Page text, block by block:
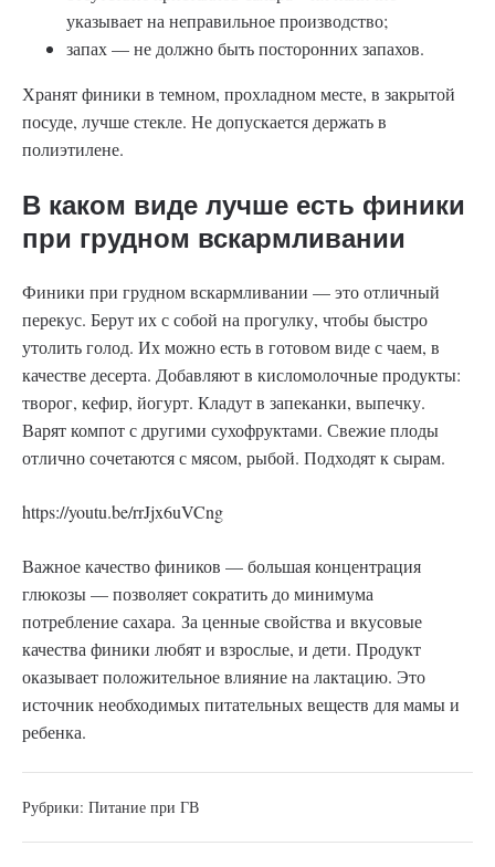
указывает на неправильное производство;
запах — не должно быть посторонних запахов.
Хранят финики в темном, прохладном месте, в закрытой
посуде, лучше стекле. Не допускается держать в
полиэтилене.
В каком виде лучше есть финики
при грудном вскармливании
Финики при грудном вскармливании — это отличный
перекус. Берут их с собой на прогулку, чтобы быстро
утолить голод. Их можно есть в готовом виде с чаем, в
качестве десерта. Добавляют в кисломолочные продукты:
творог, кефир, йогурт. Кладут в запеканки, выпечку.
Варят компот с другими сухофруктами. Свежие плоды
отлично сочетаются с мясом, рыбой. Подходят к сырам.
https://youtu.be/rrJjx6uVCng
Важное качество фиников — большая концентрация
глюкозы — позволяет сократить до минимума
потребление сахара. За ценные свойства и вкусовые
качества финики любят и взрослые, и дети. Продукт
оказывает положительное влияние на лактацию. Это
источник необходимых питательных веществ для мамы и
ребенка.
Рубрики: Питание при ГВ